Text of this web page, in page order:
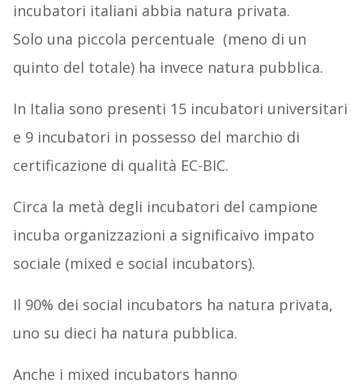
incubatori italiani abbia natura privata.
Solo una piccola percentuale (meno di un
quinto del totale) ha invece natura pubblica.
In Italia sono presenti 15 incubatori universitari
e 9 incubatori in possesso del marchio di
certificazione di qualità EC-BIC.
Circa la metà degli incubatori del campione
incuba organizzazioni a significaivo impato
sociale (mixed e social incubators).
Il 90% dei social incubators ha natura privata,
uno su dieci ha natura pubblica.
Anche i mixed incubators hanno